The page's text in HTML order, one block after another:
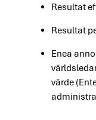
Resultat
Resultat
Enea
värde